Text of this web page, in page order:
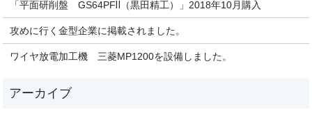
「平面研削盤 GS64PFⅡ（黒田精工）」2018年10月購入
攻めに行く金型企業に掲載されました。
ワイヤ放電加工機 三菱MP1200を設備しました。